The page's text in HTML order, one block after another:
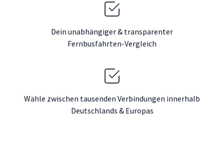
Dein unabhängiger & transparenter
Fernbusfahrten-Vergleich
Wähle zwischen tausenden Verbindungen innerhalb
Deutschlands & Europas